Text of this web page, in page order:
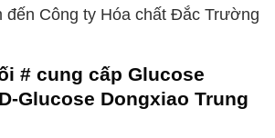
đến Công ty Hóa chất Đắc Trường
# cung cấp Glucose
Glucose Dongxiao Trung